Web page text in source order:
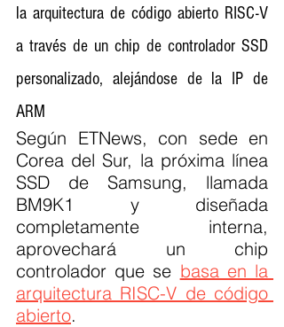
la arquitectura de código abierto RISC-V
a través de un chip de controlador SSD
personalizado, alejándose de la IP de
ARM
Según ETNews, con sede en
Corea del Sur, la próxima línea
SSD de Samsung, llamada
BM9K1 y diseñada
completamente interna,
aprovechará un chip
controlador que se basa en la
arquitectura RISC-V de código
abierto.